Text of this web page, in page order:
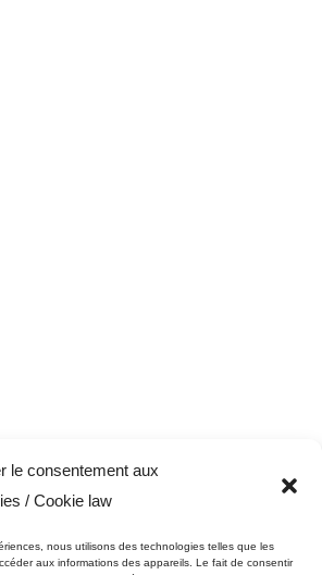
le consentement aux
/ Cookie law
nous utilisons des technologies telles que les
aux informations des appareils. Le fait de consentir